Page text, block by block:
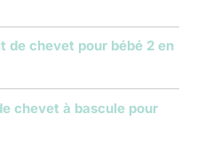
de chevet pour bébé 2 en
chevet à bascule pour